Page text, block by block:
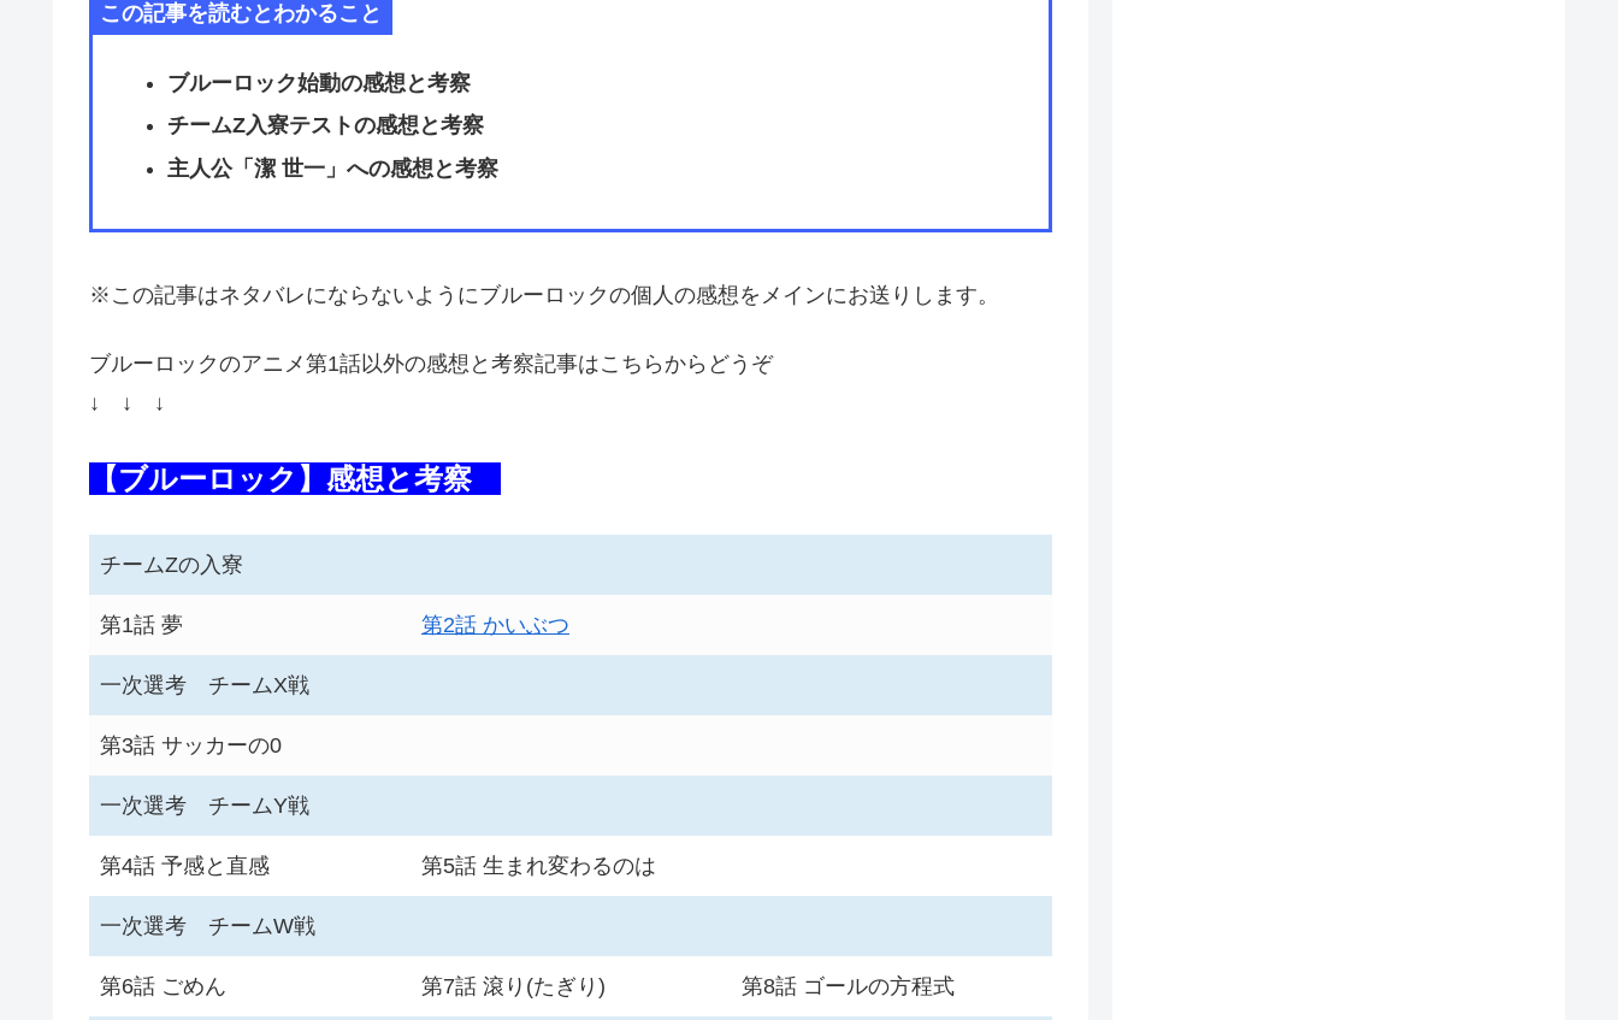
この記事を読むとわかること
ブルーロック始動の感想と考察
チームZ入寮テストの感想と考察
主人公「潔 世一」への感想と考察
※この記事はネタバレにならないようにブルーロックの個人の感想をメインにお送りします。
ブルーロックのアニメ第1話以外の感想と考察記事はこちらからどうぞ
↓ ↓ ↓
【ブルーロック】感想と考察
チームZの入寮
第1話 夢 第2話 かいぶつ
一次選考 チームX戦
第3話 サッカーの0
一次選考 チームY戦
第4話 予感と直感 第5話 生まれ変わるのは
一次選考 チームW戦
第6話 ごめん 第7話 滾り(たぎり) 第8話 ゴールの方程式